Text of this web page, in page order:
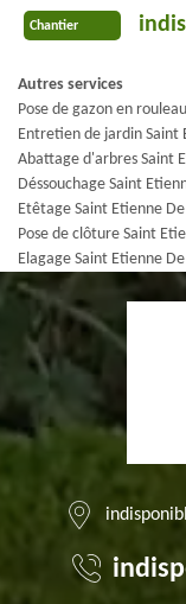
Chantier
Autres services
Pose de gazon en
Entretien de jardin Saint
Abattage d'arbres Saint
Déssouchage Saint
Etêtage Saint Etienne
Pose de clôture Saint
Elagage Saint Etienne